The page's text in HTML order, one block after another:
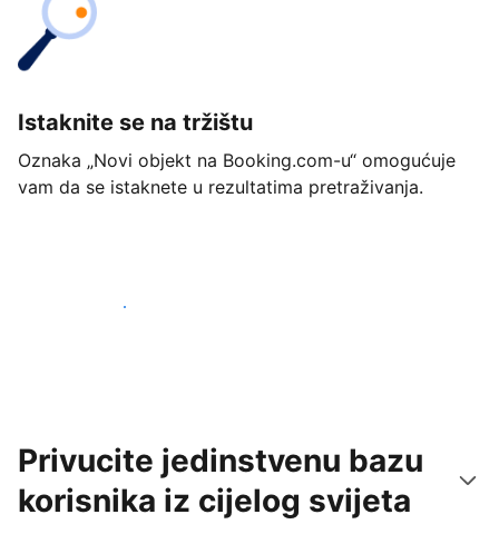
Istaknite se na tržištu
Oznaka „Novi objekt na Booking.com-u“ omogućuje
vam da se istaknete u rezultatima pretraživanja.
Započnite već danas
Privucite jedinstvenu bazu
korisnika iz cijelog svijeta